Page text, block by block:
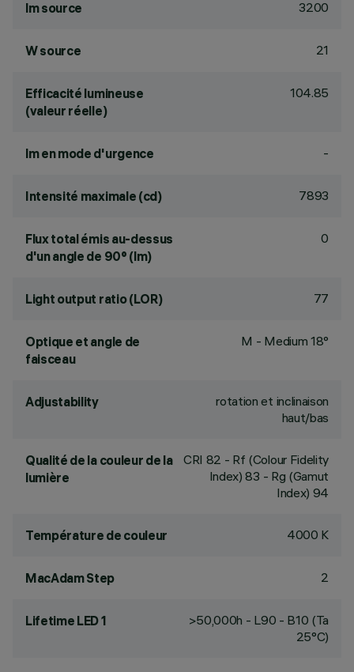
lm source 3200
W source 21
Efficacité lumineuse
(valeur réelle)
104.85
lm en mode d'urgence -
Intensité maximale (cd) 7893
Flux total émis au-dessus
d'un angle de 90° (lm)
0
Light output ratio (LOR) 77
Optique et angle de
faisceau
M - Medium 18°
Adjustability
rotation et inclinaison
haut/bas
Qualité de la couleur de la
lumière
CRI 82 - Rf (Colour Fidelity
Index) 83 - Rg (Gamut
Index) 94
Température de couleur 4000 K
MacAdam Step 2
Lifetime LED 1
>50,000h - L90 - B10 (Ta
25°C)